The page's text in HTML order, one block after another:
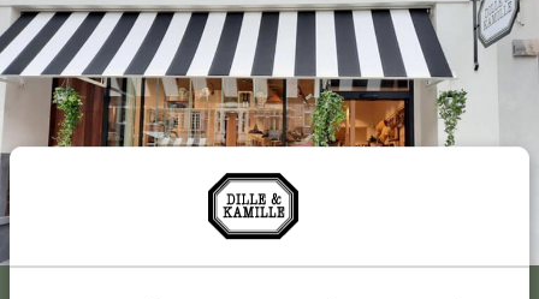
Immer in der Nähe